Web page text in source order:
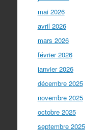
mai 2026
avril 2026
mars 2026
février 2026
janvier 2026
décembre 2025
novembre 2025
octobre 2025
septembre 2025